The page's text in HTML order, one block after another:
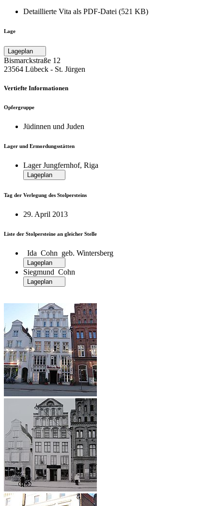
Detaillierte Vita als PDF-Datei (521 KB)
Lage
Bismarckstraße 12
23564 Lübeck ‐ St. Jürgen
Vertiefte Informationen
Opfergruppe
Jüdinnen und Juden
Lager und Ermordungsstätten
Lager Jungfernhof, Riga
Tag der Verlegung des Stolpersteins
29. April 2013
Liste der Stolpersteine an gleicher Stelle
Ida Cohn geb. Wintersberg
Siegmund Cohn